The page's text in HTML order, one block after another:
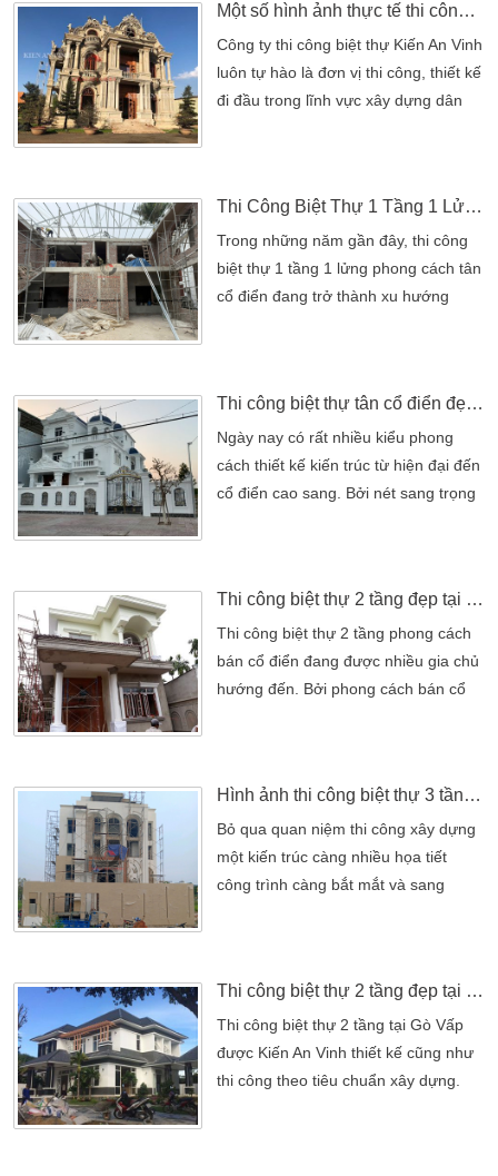
Một số hình ảnh thực tế thi công xây dựng biệt thự
Công ty thi công biệt thự Kiến An Vinh
luôn tự hào là đơn vị thi công, thiết kế
đi đầu trong lĩnh vực xây dựng dân
để phát triển mạnh mẽ hơn nữa. Để
có thể đáp ứng được tất cả các nhu
cầu của khách. Không chỉ trong thành
phố […]
Thi Công Biệt Thự 1 Tầng 1 Lửng Phong Cách Tân Cổ Điển
Trong những năm gần đây, thi công
biệt thự 1 tầng 1 lửng phong cách tân
cổ điển đang trở thành xu hướng
giúp công trình vừa bề thế, vừa tối ưu
công năng sử dụng. Đặc biệt, giải
pháp thi công 1 tầng 1 lửng mang
đến không gian […]
Thi công biệt thự tân cổ điển đẹp 3 tầng
Ngày nay có rất nhiều kiểu phong
cách thiết kế kiến trúc từ hiện đại đến
cổ điển cao sang. Bởi nét sang trọng
điển đẹp tạo nên sự độc đáo trong
kiến trúc Tân cổ điển sang trọng. Mẫu
biệt thự 3 tầng thiết kế theo kiến trúc
[…]
Thi công biệt thự 2 tầng đẹp tại Củ Chi
Thi công biệt thự 2 tầng phong cách
bán cổ điển đang được nhiều gia chủ
hướng đến. Bởi phong cách bán cổ
khỏe khoắn được xây dựng sau một
thời gian thi công cần mẫn,. Nhiệt tình
của đội thi công Kiến An Vinh. Dưới
đây là những hình ảnh mà đội thi […]
Hình ảnh thi công biệt thự 3 tầng hiện đại đẹp thực tế
Bỏ qua quan niệm thi công xây dựng
một kiến trúc càng nhiều họa tiết
công trình càng bắt mắt và sang
bỏ các chi tiết rườm rà nhưng vẫn
khiến biệt thự trở nên có sức hút và
cô cùng sang trọng. Mẫu điển hình
mô tả chi tiết về quá […]
Thi công biệt thự 2 tầng đẹp tại Gò Vấp
Thi công biệt thự 2 tầng tại Gò Vấp
được Kiến An Vinh thiết kế cũng như
thi công theo tiêu chuẩn xây dựng.